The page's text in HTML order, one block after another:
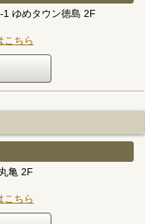
ゆめタウン徳島 2F
こちら
亀 2F
こちら